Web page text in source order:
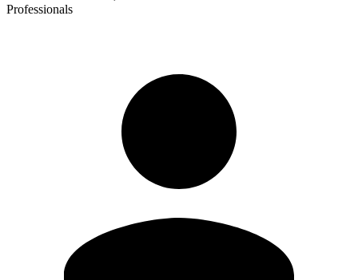
Professionals